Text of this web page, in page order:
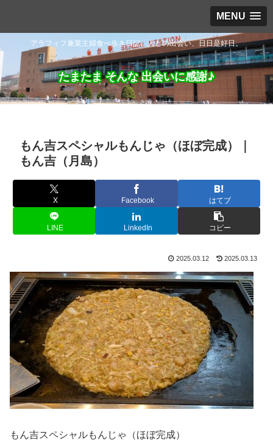
MENU
アラフィフ兼業主婦食べ歩き日記。人との出会い、日日是好日。
たまたま そんな 出会いに感謝♪
もん吉スペシャルもんじゃ（ほぼ完成）｜
もん吉（月島）
X Facebook はてブ
LINE LinkedIn コピー
2025.03.12 2025.03.13
もん吉スペシャルもんじゃ（ほぼ完成）